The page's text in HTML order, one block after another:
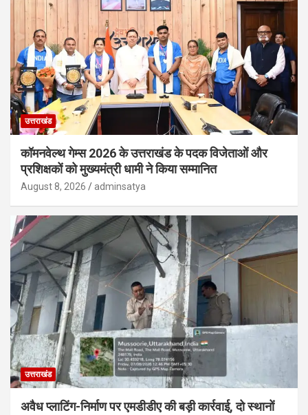
उत्तराखंड
कॉमनवेल्थ गेम्स 2026 के उत्तराखंड के पदक विजेताओं और
प्रशिक्षकों को मुख्यमंत्री धामी ने किया सम्मानित
August 8, 2026 adminsatya
उत्तराखंड
अवैध प्लाटिंग-निर्माण पर एमडीडीए की बड़ी कार्रवाई, दो स्थानों